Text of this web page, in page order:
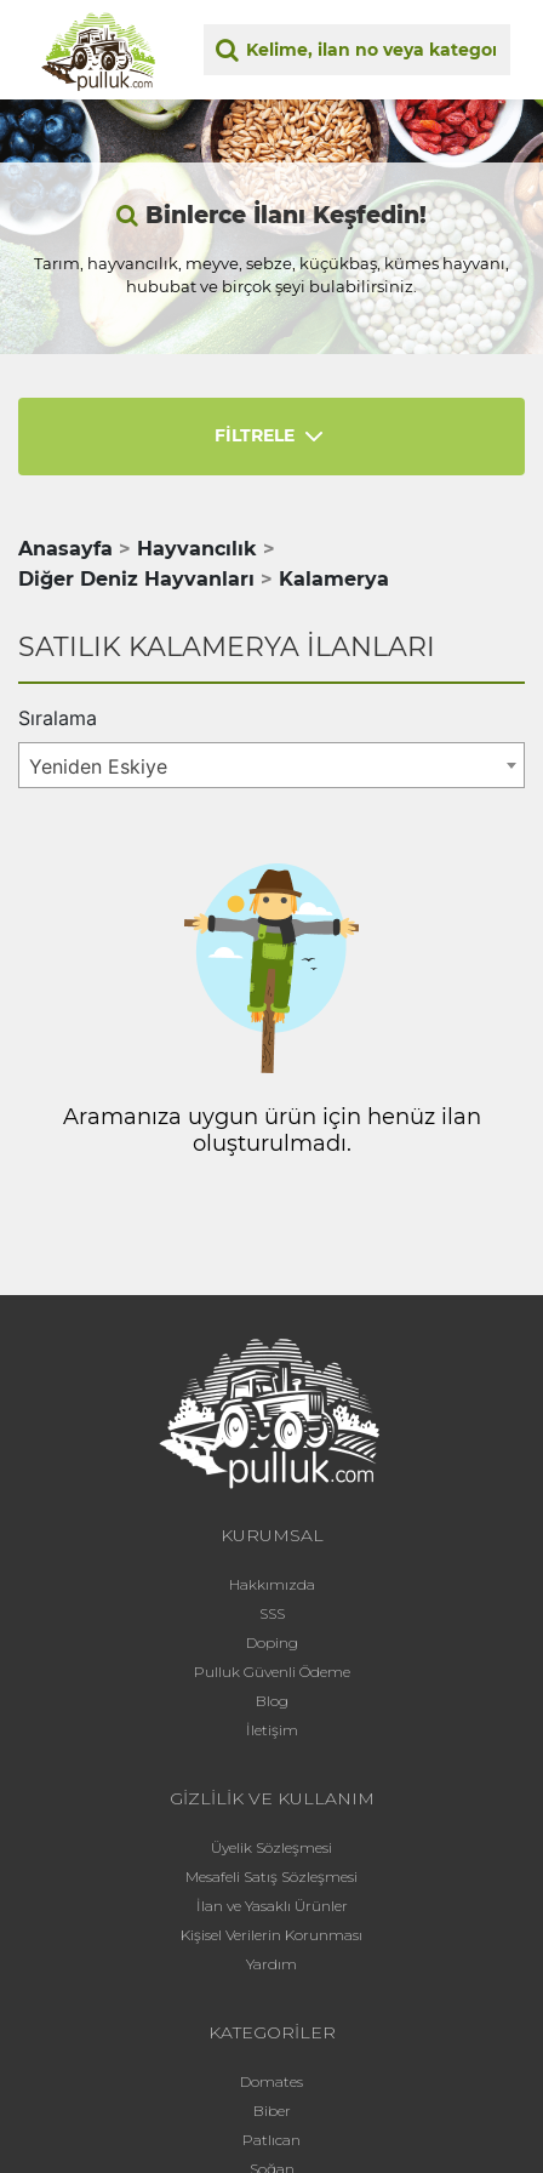
Binlerce İlanı Keşfedin!
Tarım, hayvancılık, meyve, sebze, küçükbaş, kümes hayvanı,
hububat ve birçok şeyi bulabilirsiniz.
FİLTRELE
Anasayfa
Hayvancılık
Diğer Deniz Hayvanları
Kalamerya
SATILIK KALAMERYA İLANLARI
Sıralama
Yeniden Eskiye
Aramanıza uygun ürün için henüz ilan
oluşturulmadı.
KURUMSAL
Hakkımızda
SSS
Doping
Pulluk Güvenli Ödeme
Blog
İletişim
GİZLİLİK VE KULLANIM
Üyelik Sözleşmesi
Mesafeli Satış Sözleşmesi
İlan ve Yasaklı Ürünler
Kişisel Verilerin Korunması
Yardım
KATEGORİLER
Domates
Biber
Patlıcan
Soğan